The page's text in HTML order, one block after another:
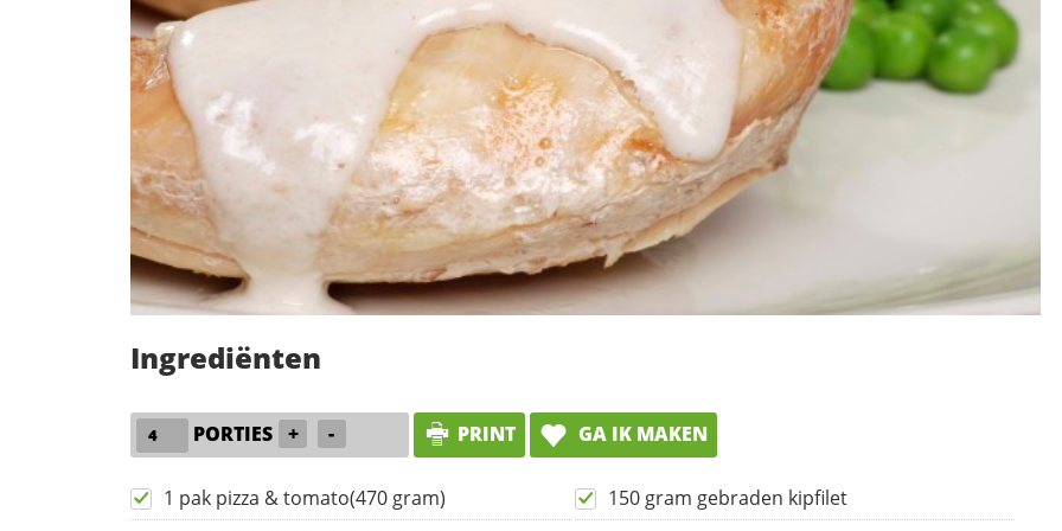
Ingrediënten
PORTIES + - PRINT GA IK MAKEN
1 pak pizza & tomato(470 gram)
150 gram gebraden kipfilet